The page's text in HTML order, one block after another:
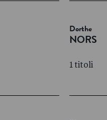
Dorthe
NORS
1 titoli